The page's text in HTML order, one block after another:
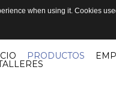
PRODUCTOS
when using it. Cookies